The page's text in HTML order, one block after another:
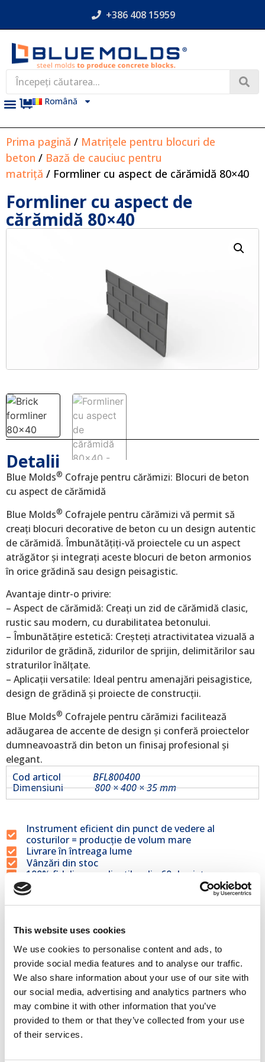
This website uses cookies
We use cookies to personalise content and ads, to
provide social media features and to analyse our traffic.
We also share information about your use of our site with
our social media, advertising and analytics partners who
may combine it with other information that you’ve
provided to them or that they’ve collected from your use
of their services.
+386 408 15959
Română
Prima pagină / Matrițele pentru blocuri de
beton / Bază de cauciuc pentru
matriță / Formliner cu aspect de cărămidă 80×40
Formliner cu aspect de
cărămidă 80×40
Detalii
Blue Molds® Cofraje pentru cărămizi: Blocuri de beton
cu aspect de cărămidă
Blue Molds® Cofrajele pentru cărămizi vă permit să
creați blocuri decorative de beton cu un design autentic
de cărămidă. Îmbunătățiți-vă proiectele cu un aspect
atrăgător și integrați aceste blocuri de beton armonios
în orice grădină sau design peisagistic.
Avantaje dintr-o privire:
– Aspect de cărămidă: Creați un zid de cărămidă clasic,
rustic sau modern, cu durabilitatea betonului.
– Îmbunătățire estetică: Creșteți atractivitatea vizuală a
zidurilor de grădină, zidurilor de sprijin, delimitărilor sau
straturilor înălțate.
– Aplicații versatile: Ideal pentru amenajări peisagistice,
design de grădină și proiecte de construcții.
Blue Molds® Cofrajele pentru cărămizi facilitează
adăugarea de accente de design și conferă proiectelor
dumneavoastră din beton un finisaj profesional și
elegant.
Cod articol
BFL800400
Dimensiuni
800 × 400 × 35 mm
Instrument eficient din punct de vedere al
costurilor = producție de volum mare
Livrare în întreaga lume
Vânzări din stoc
100% fidelizare a clienților din 60 de piețe
Produse înrudite
Matriță pentru blocuri de beton